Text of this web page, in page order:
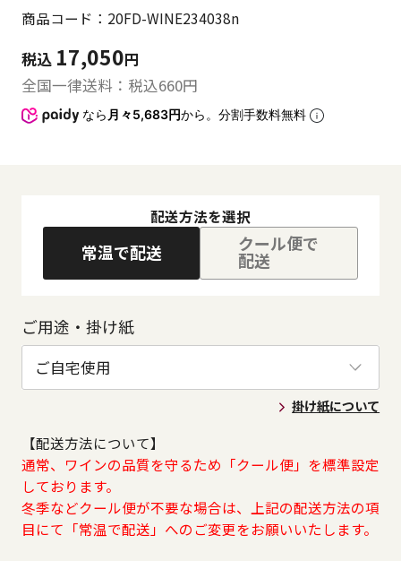
商品コード：20FD-WINE234038n
税込 17,050円
全国一律送料：税込660円
なら 月々5,683円から。分割手数料無料
配送方法を選択
常温で配送 クール便で
配送
ご用途・掛け紙
掛け紙について
【配送方法について】
通常、ワインの品質を守るため「クール便」を標準設定
しております。
冬季などクール便が不要な場合は、上記の配送方法の項
目にて「常温で配送」へのご変更をお願いいたします。